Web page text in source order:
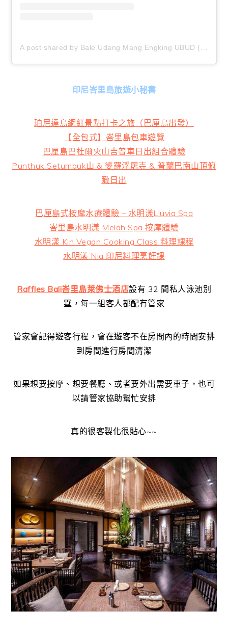
A post shared by Bale Udang Mang Engking UBUD (@baleudang_ubud)
印尼峇里島旅遊小秘書
珀尼達島網紅景點打卡之旅（巴厘島出發）
【全包式】峇里島包車遊覽
巴厘島巴杜爾火山吉普車日出組合體驗
Punthuk Setumbuk山 & 婆羅浮屠寺 & 普蘭巴南山頂俯
瞰日出
巴厘島式按摩水療體驗 – 水明漾Lluvia Spa
峇里島水明漾 Melah Spa 按摩體驗
水明漾 Kin Vegan Cooking Class 料理課程
水明漾 Nia 印尼料理烹飪課
Raffles Bali峇里島萊佛士酒店設有 32 間私人泳池別
墅，每一組客人都配有管家
管家會記得遊客行程，會在遊客不在房間內的時間安排
到房間進行房間清潔
如果想要按摩、想要餐廳、或者要外出需要車子，也可
以請管家協助幫忙安排
真的很客製化很貼心~~